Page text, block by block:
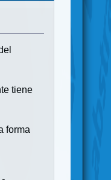
tiene
forma